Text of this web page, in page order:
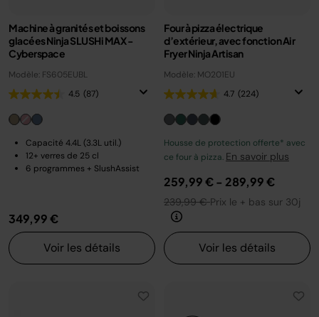
Machine à granités et boissons
glacées Ninja SLUSHi MAX -
Cyberspace
Modèle: FS605EUBL
4.5 (87)
Capacité 4.4L (3.3L util.)
12+ verres de 25 cl
6 programmes + SlushAssist
349,99 €
Voir les détails
Four à pizza électrique
d’extérieur, avec fonction Air
Fryer Ninja Artisan
Modèle: MO201EU
4.7 (224)
Housse de protection offerte* avec
ce four à pizza. En savoir plus
259,99 €- 289,99 €
239,99 €Prix le + bas sur 30j
Voir les détails